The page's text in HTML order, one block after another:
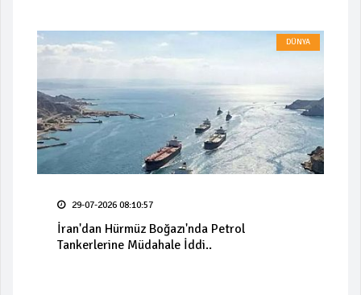
DÜNYA
29-07-2026 08:10:57
İran'dan Hürmüz Boğazı'nda Petrol
Tankerlerine Müdahale İddi..